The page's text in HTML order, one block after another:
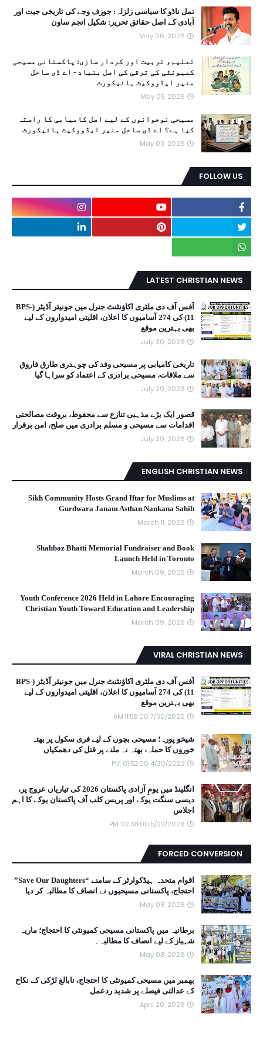
تمل ناڈو کا سیاسی زلزلہ: جوزف وجے کی تاریخی جیت اور
آبادی کے اصل حقائق تحریر: شکیل انجم ساون
May 06, 2026
تعلیم، تربیت اور کردار سازی: پاکستانی مسیحی
کمیونٹی کی ترقی کی اصل بنیاد - اے ڈی ساحل
منیر ایڈووکیٹ ہائیکورٹ
May 05, 2026
مسیحی نوجوانوں کے لیے اصل کامیابی کا راستہ
کیا ہے؟ اے ڈی ساحل منیر ایڈووکیٹ ہائیکورٹ
May 03, 2026
FOLLOW US
LATEST CHRISTIAN NEWS
آفس آف دی ملٹری اکاؤنٹنٹ جنرل میں جونیئر آڈیٹر (BPS-
11) کی 274 آسامیوں کا اعلان، اقلیتی امیدواروں کے لیے
بھی بہترین موقع
July 30, 2026
تاریخی کامیابی پر مسیحی وفد کی چوہدری طارق فاروق
سے ملاقات، مسیحی برادری کے اعتماد کو سراہا گیا
July 29, 2026
قصور ایک بڑے مذہبی تنازع سے محفوظ، بروقت مصالحتی
اقدامات سے مسیحی و مسلم برادری میں صلح، امن برقرار
July 29, 2026
ENGLISH CHRISTIAN NEWS
Sikh Community Hosts Grand Iftar for Muslims at
Gurdwara Janam Asthan Nankana Sahib
March 11, 2026
Shahbaz Bhatti Memorial Fundraiser and Book
Launch Held in Toronto
March 09, 2026
Youth Conference 2026 Held in Lahore Encouraging
Christian Youth Toward Education and Leadership
March 09, 2026
VIRAL CHRISTIAN NEWS
آفس آف دی ملٹری اکاؤنٹنٹ جنرل میں جونیئر آڈیٹر (BPS-
11) کی 274 آسامیوں کا اعلان، اقلیتی امیدواروں کے لیے
بھی بہترین موقع
7/30/2026 11:59:00 AM
شیخو پورہ؛ مسیحی بچوں کے لیے فری سکول پر بھتہ
خوروں کا حملہ، بھتہ نہ ملنے پر قتل کی دھمکیاں
4/30/2022 01:52:00 PM
انگلینڈ میں یومِ آزادی پاکستان 2026 کی تیاریاں عروج پر،
دیسی سنگت یوکے اور پریس کلب آف پاکستان یوکے کا اہم
اجلاس
5/22/2026 02:38:00 PM
FORCED CONVERSION
اقوام متحدہ ہیڈکوارٹر کے سامنے “Save Our Daughters”
احتجاج، پاکستانی مسیحیوں نے انصاف کا مطالبہ کر دیا
May 08, 2026
برطانیہ میں پاکستانی مسیحی کمیونٹی کا احتجاج؛ ماریہ
شہباز کے لیے انصاف کا مطالبہ۔
May 08, 2026
بھمبر میں مسیحی کمیونٹی کا احتجاج، نابالغ لڑکی کے نکاح
کے عدالتی فیصلے پر شدید ردعمل
April 20, 2026